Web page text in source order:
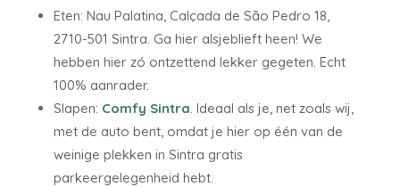
Eten: Nau Palatina, Calçada de São Pedro 18,
2710-501 Sintra. Ga hier alsjeblieft heen! We
hebben hier zó ontzettend lekker gegeten. Echt
100% aanrader.
Slapen: Comfy Sintra. Ideaal als je, net zoals wij,
met de auto bent, omdat je hier op één van de
weinige plekken in Sintra gratis
parkeergelegenheid hebt.